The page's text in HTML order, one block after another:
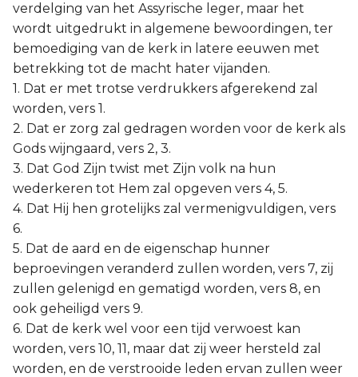
verdelging van het Assyrische leger, maar het
wordt uitgedrukt in algemene bewoordingen, ter
bemoediging van de kerk in latere eeuwen met
betrekking tot de macht hater vijanden.
1. Dat er met trotse verdrukkers afgerekend zal
worden, vers 1.
2. Dat er zorg zal gedragen worden voor de kerk als
Gods wijngaard, vers 2, 3.
3. Dat God Zijn twist met Zijn volk na hun
wederkeren tot Hem zal opgeven vers 4, 5.
4. Dat Hij hen grotelijks zal vermenigvuldigen, vers
6.
5. Dat de aard en de eigenschap hunner
beproevingen veranderd zullen worden, vers 7, zij
zullen gelenigd en gematigd worden, vers 8, en
ook geheiligd vers 9.
6. Dat de kerk wel voor een tijd verwoest kan
worden, vers 10, 11, maar dat zij weer hersteld zal
worden, en de verstrooide leden ervan zullen weer